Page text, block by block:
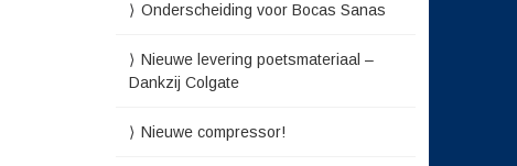
Onderscheiding voor Bocas Sanas
Nieuwe levering poetsmateriaal –
Dankzij Colgate
Nieuwe compressor!